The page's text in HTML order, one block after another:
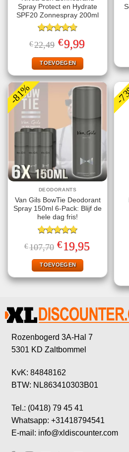
Spray Protect en Hydrate
SPF20 Zonnespray 200ml
Gewaardeerd
4.67uit 5
€22,49 Oorspronkelijke
prijs
was:
€22,49.
€9,99Huidige
prijs
TOEVOEGEN
-81%
DEODORANTS
Van Gils BowTie Deodorant
Spray 150ml 6-Pack: Blijf de
hele dag fris!
Gewaardeerd
5.00uit 5
€107,70 Oorspronkelijke
prijs
was:
€107,70.
€19,95
TOEVOEGEN
-
Rozenbogerd 3A-Hal 7
5301 KD Zaltbommel
KvK: 84848162
BTW: NL863410303B01
Tel.: (0418) 79 45 41
Whatsapp: +31418794541
E-mail: info@xldiscounter.com